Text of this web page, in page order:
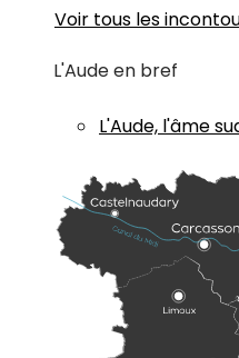
Voir tous les
L'Aude en bref
L'Aude, l'âme